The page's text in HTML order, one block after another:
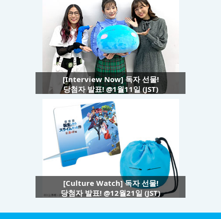
[Interview Now] 독자 선물!
당첨자 발표! @1월11일 (JST)
[Culture Watch] 독자 선물!
당첨자 발표! @12월21일 (JST)